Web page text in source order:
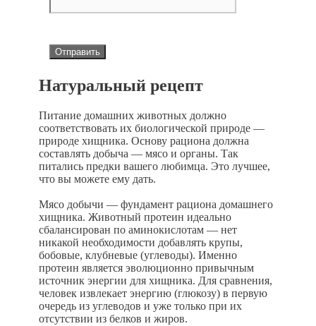
Натуральный рецепт
Питание домашних животных должно
соответствовать их биологической природе —
природе хищника. Основу рациона должна
составлять добыча — мясо и органы. Так
питались предки вашего любимца. Это лучшее,
что вы можете ему дать.
Мясо добычи — фундамент рациона домашнего
хищника. Животный протеин идеально
сбалансирован по аминокислотам — нет
никакой необходимости добавлять крупы,
бобовые, клубневые (углеводы). Именно
протеин является эволюционно привычным
источник энергии для хищника. Для сравнения,
человек извлекает энергию (глюкозу) в первую
очередь из углеводов и уже только при их
отсутствии из белков и жиров.